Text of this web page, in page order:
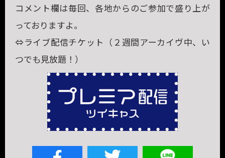
コメント欄は毎回、各地からのご参加で盛り上が
っておりますよ。
⇔ライブ配信チケット（２週間アーカイヴ中、い
つでも見放題！）